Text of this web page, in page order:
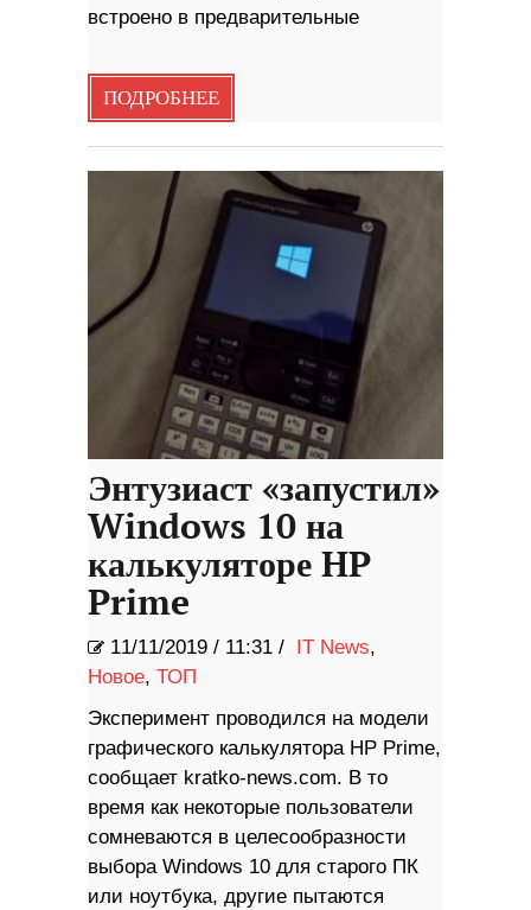
встроено в предварительные
ПОДРОБНЕЕ
Энтузиаст «запустил»
Windows 10 на
калькуляторе HP
Prime
11/11/2019 / 11:31 / IT News,
Новое, ТОП
Эксперимент проводился на модели
графического калькулятора HP Prime,
сообщает kratko-news.com. В то
время как некоторые пользователи
сомневаются в целесообразности
выбора Windows 10 для старого ПК
или ноутбука, другие пытаются